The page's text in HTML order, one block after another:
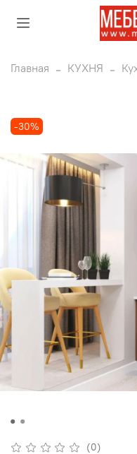
Главная КУХНЯ
-30%
(0)